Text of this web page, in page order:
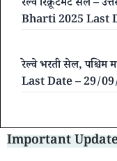
रेल्वे रिक्रूटमेंट सेल –
Bharti 2025 Last
रेल्वे भरती सेल,
Last Date – 29/
Important